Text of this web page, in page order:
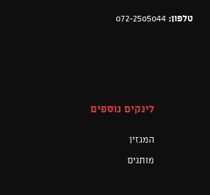
טלפון: 072-2505044
לינקים נוספים
המגזין
מותגים